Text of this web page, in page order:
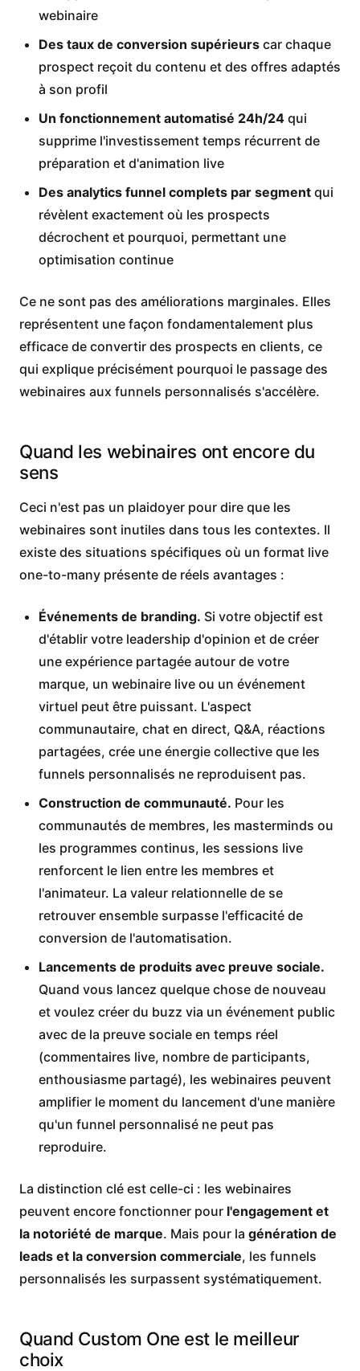
webinaire
Des taux de conversion supérieurs car chaque
prospect reçoit du contenu et des offres adaptés
à son profil
Un fonctionnement automatisé 24h/24 qui
supprime l'investissement temps récurrent de
préparation et d'animation live
Des analytics funnel complets par segment qui
révèlent exactement où les prospects
décrochent et pourquoi, permettant une
optimisation continue
Ce ne sont pas des améliorations marginales. Elles
représentent une façon fondamentalement plus
efficace de convertir des prospects en clients, ce
qui explique précisément pourquoi le passage des
webinaires aux funnels personnalisés s'accélère.
Quand les webinaires ont encore du
sens
Ceci n'est pas un plaidoyer pour dire que les
webinaires sont inutiles dans tous les contextes. Il
existe des situations spécifiques où un format live
one-to-many présente de réels avantages :
Événements de branding. Si votre objectif est
d'établir votre leadership d'opinion et de créer
une expérience partagée autour de votre
marque, un webinaire live ou un événement
virtuel peut être puissant. L'aspect
communautaire, chat en direct, Q&A, réactions
partagées, crée une énergie collective que les
funnels personnalisés ne reproduisent pas.
Construction de communauté. Pour les
communautés de membres, les masterminds ou
les programmes continus, les sessions live
renforcent le lien entre les membres et
l'animateur. La valeur relationnelle de se
retrouver ensemble surpasse l'efficacité de
conversion de l'automatisation.
Lancements de produits avec preuve sociale.
Quand vous lancez quelque chose de nouveau
et voulez créer du buzz via un événement public
avec de la preuve sociale en temps réel
(commentaires live, nombre de participants,
enthousiasme partagé), les webinaires peuvent
amplifier le moment du lancement d'une manière
qu'un funnel personnalisé ne peut pas
reproduire.
La distinction clé est celle-ci : les webinaires
peuvent encore fonctionner pour l'engagement et
la notoriété de marque. Mais pour la génération de
leads et la conversion commerciale, les funnels
personnalisés les surpassent systématiquement.
Quand Custom One est le meilleur
choix